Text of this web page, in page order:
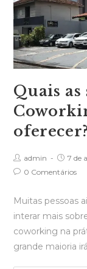
Quais as
oferecer?
admin 7 de
0 Comentários
Muitas pessoas
interar mais
coworking na
grande maioria